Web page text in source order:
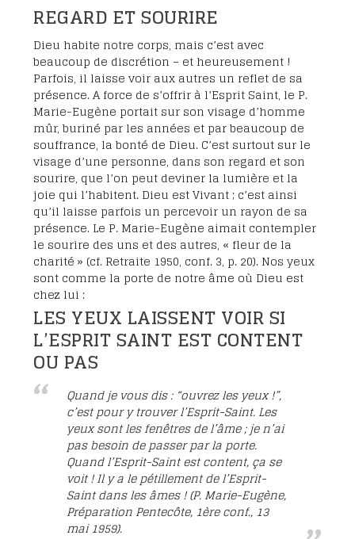
REGARD ET SOURIRE
Dieu habite notre corps, mais c’est avec
beaucoup de discrétion – et heureusement !
Parfois, il laisse voir aux autres un reflet de sa
présence. A force de s’offrir à l’Esprit Saint, le P.
Marie-Eugène portait sur son visage d’homme
mûr, buriné par les années et par beaucoup de
souffrance, la bonté de Dieu. C’est surtout sur le
visage d’une personne, dans son regard et son
sourire, que l’on peut deviner la lumière et la
joie qui l’habitent. Dieu est Vivant ; c’est ainsi
qu’il laisse parfois un percevoir un rayon de sa
présence. Le P. Marie-Eugène aimait contempler
le sourire des uns et des autres, « fleur de la
charité » (cf. Retraite 1950, conf. 3, p. 20). Nos yeux
sont comme la porte de notre âme où Dieu est
chez lui :
LES YEUX LAISSENT VOIR SI
L’ESPRIT SAINT EST CONTENT
OU PAS
Quand je vous dis : “ouvrez les yeux !”,
c’est pour y trouver l’Esprit-Saint. Les
yeux sont les fenêtres de l’âme ; je n’ai
pas besoin de passer par la porte.
Quand l’Esprit-Saint est content, ça se
voit ! Il y a le pétillement de l’Esprit-
Saint dans les âmes ! (P. Marie-Eugène,
Préparation Pentecôte, 1ère conf., 13
mai 1959).